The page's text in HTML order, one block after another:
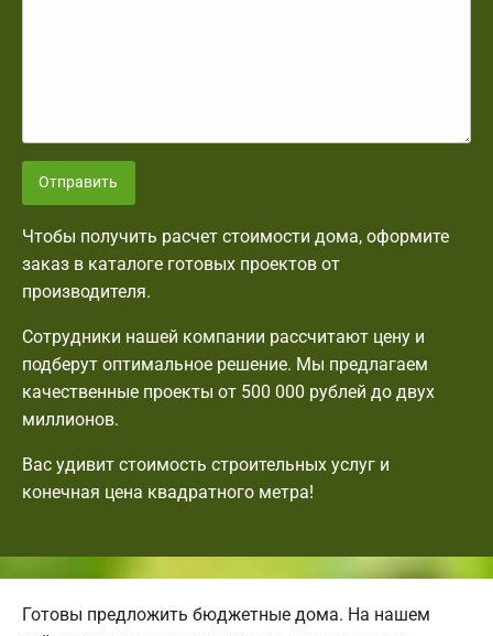
Отправить
Чтобы получить расчет стоимости дома, оформите
заказ в каталоге готовых проектов от
производителя.
Сотрудники нашей компании рассчитают цену и
подберут оптимальное решение. Мы предлагаем
качественные проекты от 500 000 рублей до двух
миллионов.
Вас удивит стоимость строительных услуг и
конечная цена квадратного метра!
Готовы предложить бюджетные дома. На нашем